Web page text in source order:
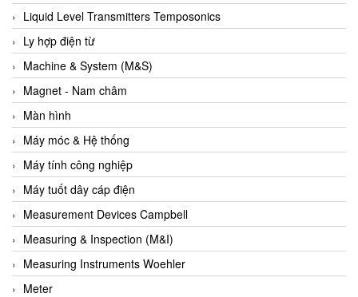
B&C Electronics
B&R
Babcok wilcox
Baelz Automatic Vietnam
Bahr Modultechnik Vietnam
Balluff
BamBo Vietnam
Barel Vietnam
Barksdale
Bartec
Basco
Baumer
Liquid Level Transmitters Temposonics
Ly hợp điện từ
Machine & System (M&S)
Magnet - Nam châm
Màn hình
Máy móc & Hệ thống
Máy tính công nghiệp
Máy tuốt dây cáp điện
Measurement Devices Campbell
Measuring & Inspection (M&I)
Measuring Instruments Woehler
Meter